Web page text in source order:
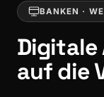
BANKEN ·
Digitale
auf die